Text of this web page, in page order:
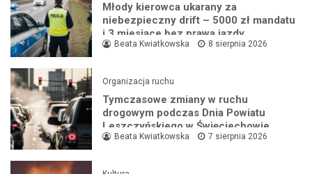
Młody kierowca ukarany za
niebezpieczny drift – 5000 zł mandatu
i 3 miesiące bez prawa jazdy
Beata Kwiatkowska 8 sierpnia 2026
Organizacja ruchu
Tymczasowe zmiany w ruchu
drogowym podczas Dnia Powiatu
Leszczyńskiego w Święciechowie
Beata Kwiatkowska 7 sierpnia 2026